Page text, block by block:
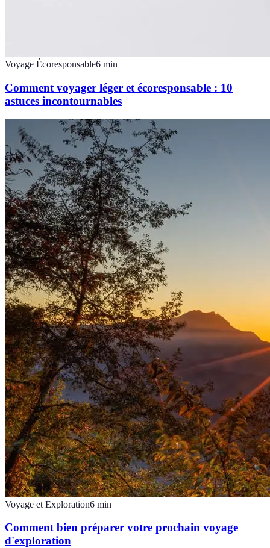
Voyage Écoresponsable6 min
Comment voyager léger et écoresponsable : 10
astuces incontournables
Voyage et Exploration6 min
Comment bien préparer votre prochain voyage
d'exploration